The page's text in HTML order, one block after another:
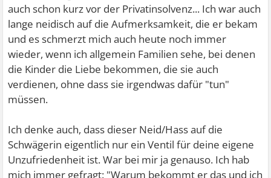
auch schon kurz vor der Privatinsolvenz... Ich war auch
lange neidisch auf die Aufmerksamkeit, die er bekam
und es schmerzt mich auch heute noch immer
wieder, wenn ich allgemein Familien sehe, bei denen
die Kinder die Liebe bekommen, die sie auch
verdienen, ohne dass sie irgendwas dafür "tun"
müssen.
Ich denke auch, dass dieser Neid/Hass auf die
Schwägerin eigentlich nur ein Ventil für deine eigene
Unzufriedenheit ist. War bei mir ja genauso. Ich hab
mich immer gefragt: "Warum bekommt er das und ich